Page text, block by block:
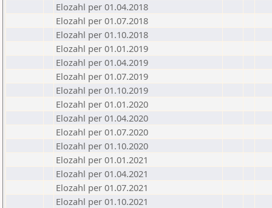
Elozahl per 01.04.2018
Elozahl per 01.07.2018
Elozahl per 01.10.2018
Elozahl per 01.01.2019
Elozahl per 01.04.2019
Elozahl per 01.07.2019
Elozahl per 01.10.2019
Elozahl per 01.01.2020
Elozahl per 01.04.2020
Elozahl per 01.07.2020
Elozahl per 01.10.2020
Elozahl per 01.01.2021
Elozahl per 01.04.2021
Elozahl per 01.07.2021
Elozahl per 01.10.2021